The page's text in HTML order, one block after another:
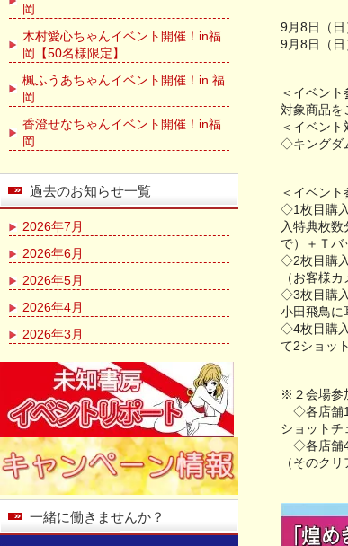
9月8日（
9月8日（
＜イベント
対象商品を
＜イベント
◇キングダ
＜イベント
◇1枚目購
入特典枚
で）＋Ｔバ
◇2枚目購
（お客様
◇3枚目購
小田飛鳥に
◇4枚目購
て2ショッ
※２会場参
◇各店舗1
ショットチ
◇各店舗4
（そのク
岡
木村愛心ちゃんイベント開催！in福
岡【50名様限定】
楓ふうあちゃんイベント開催！in 福
岡
香澄せなちゃんイベント開催！in福
岡
過去のお知らせ一覧
2026年7月
2026年6月
2026年5月
2026年4月
2026年3月
一緒に働きませんか？